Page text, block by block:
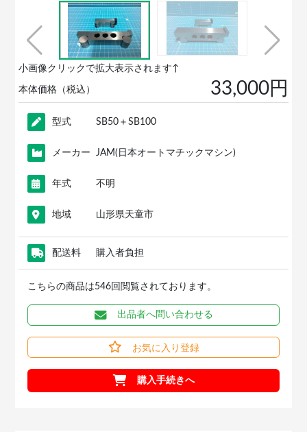
小画像クリックで拡大表示されます↑
本体価格（税込） 33,000円
型式 SB50＋SB100
メーカー JAM(日本オートマチックマシン)
年式 不明
地域 山形県天童市
配送料 購入者負担
こちらの商品は546回閲覧されております。
出品者へ問い合わせる
お気に入り登録
購入手続きへ